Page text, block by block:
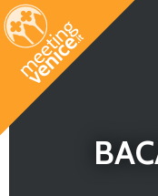
Salta al contenuto